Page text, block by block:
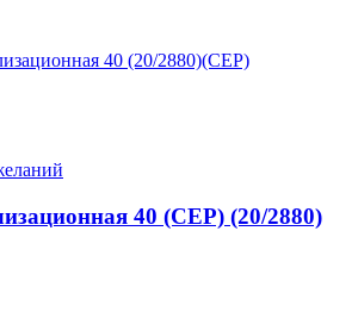
40 (СЕР) (20/2880)